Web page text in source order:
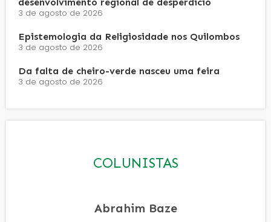
desenvolvimento regional de desperdício
3 de agosto de 2026
Epistemologia da Religiosidade nos Quilombos
3 de agosto de 2026
Da falta de cheiro-verde nasceu uma feira
3 de agosto de 2026
COLUNISTAS
Abrahim Baze